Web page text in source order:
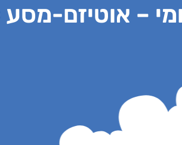
אסתר דרומי –